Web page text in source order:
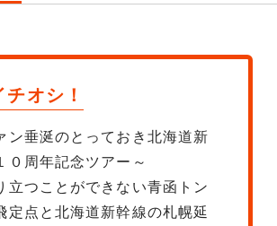
チオシ！
ン垂涎のとっておき北海道新
０周年記念ツアー～
立つことができない青函トン
定点と北海道新幹線の札幌延